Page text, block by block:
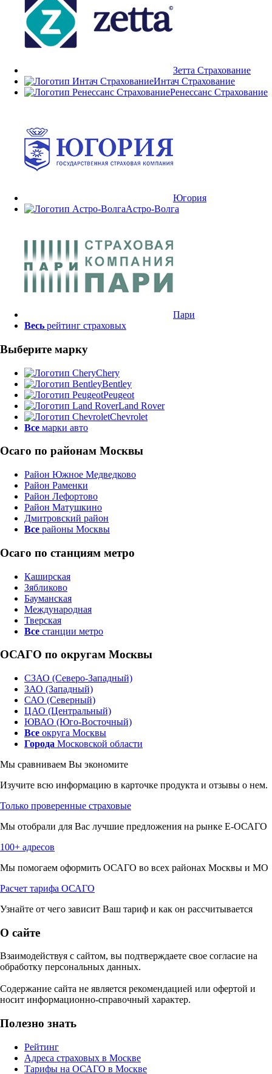
Зетта Страхование
Интач Страхование
Ренессанс Страхование
Югория
Астро-Волга
Пари
Весь рейтинг страховых
Выберите марку
Chery
Bentley
Peugeot
Land Rover
Chevrolet
Все марки авто
Осаго по районам Москвы
Район Южное Медведково
Район Раменки
Район Лефортово
Район Матушкино
Дмитровский район
Все районы Москвы
Осаго по станциям метро
Каширская
Зябликово
Бауманская
Международная
Тверская
Все станции метро
ОСАГО по округам Москвы
СЗАО (Северо-Западный)
ЗАО (Западный)
САО (Северный)
ЦАО (Центральный)
ЮВАО (Юго-Восточный)
Все округа Москвы
Города Московской области
Мы сравниваем Вы экономите
Изучите всю информацию в карточке продукта и отзывы о нем.
Только проверенные страховые
Мы отобрали для Вас лучшие предложения на рынке Е-ОСАГО
100+ адресов
Мы помогаем оформить ОСАГО во всех районах Москвы и МО
Расчет тарифа ОСАГО
Узнайте от чего зависит Ваш тариф и как он рассчитывается
О сайте
Взаимодействуя с сайтом, вы подтверждаете свое согласие на
обработку персональных данных.
Содержание сайта не является рекомендацией или офертой и
носит информационно-справочный характер.
Полезно знать
Рейтинг
Адреса страховых в Москве
Тарифы на ОСАГО в Москве